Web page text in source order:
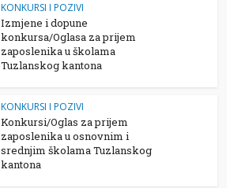
KONKURSI I POZIVI
Izmjene i dopune
konkursa/Oglasa za prijem
zaposlenika u školama
Tuzlanskog kantona
KONKURSI I POZIVI
Konkursi/Oglas za prijem
zaposlenika u osnovnim i
srednjim školama Tuzlanskog
kantona